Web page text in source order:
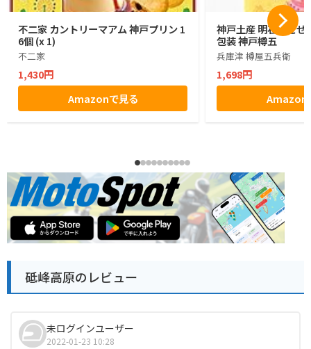
不二家 カントリーマアム 神戸プリン 1
6個 (x 1)
不二家
1,430円
Amazonで見る
神戸土産 明石たこせ
包装 神戸樽五
兵庫津 樽屋五兵衛
1,698円
Amazon
砥峰高原のレビュー
未ログインユーザー
2022-01-23 10:28